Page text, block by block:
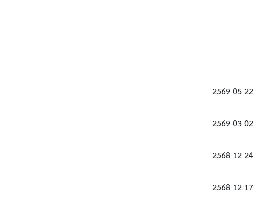
2569-05-22
2569-03-02
2568-12-24
2568-12-17